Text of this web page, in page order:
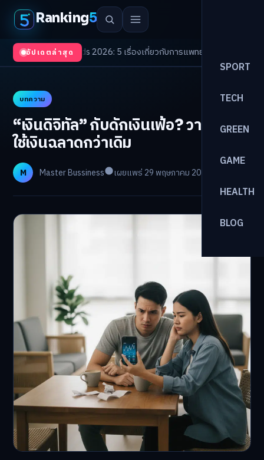
Ranking5
SPORT
TECH
GREEN
GAME
HEALTH
BLOG
อัปเดตล่าสุด
Trends 2026: 5 เรื่องเกี่ยวกับการแพทย์ที่ควรรู้/ดอกเบี้ยขาขึ้นรอบใ
บทความ
“เงินดิจิทัล” กับดักเงินเฟ้อ? วางแผน
ใช้เงินฉลาดกว่าเดิม
M Master Bussiness เผยแพร่ 29 พฤษภาคม 2026